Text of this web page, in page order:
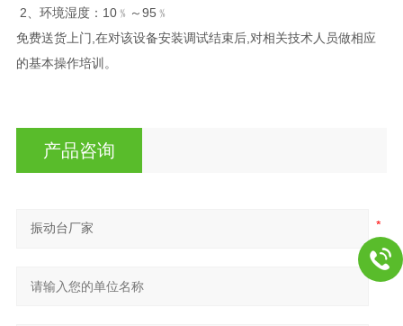
2、环境湿度：10﹪～95﹪
免费送货上门,在对该设备安装调试结束后,对相关技术人员做相应
的基本操作培训。
产品咨询